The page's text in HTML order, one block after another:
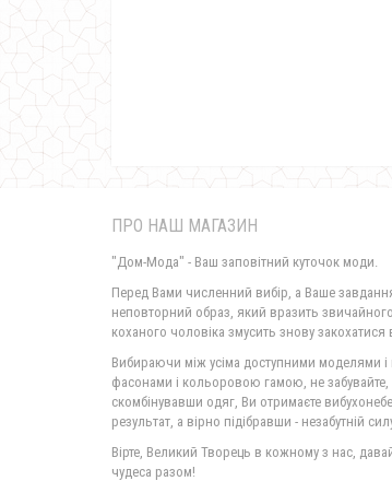
ПРО НАШ МАГАЗИН
"Дом-Мода" - Ваш заповітний куточок моди.
Перед Вами численний вибір, а Ваше
неповторний образ, який вразить
коханого чоловіка змусить знову закохатися
Вибираючи між усіма доступними моделями і
фасонами і кольоровою гамою, не
скомбінувавши одяг, Ви отримаєте
результат, а вірно підібравши - незабутній
Вірте, Великий Творець в кожному з нас,
чудеса разом!